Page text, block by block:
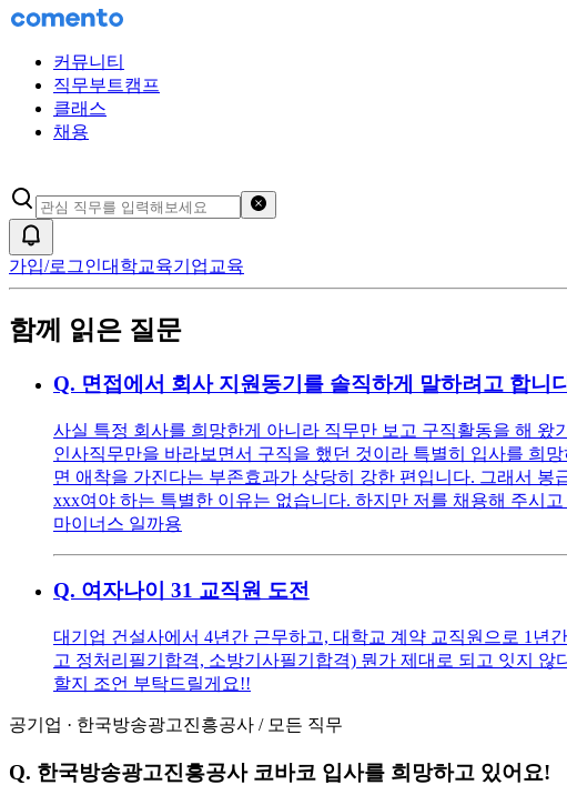
커뮤니티
직무부트캠프
클래스
채용
가입/로그인대학교육기업교육
함께 읽은 질문
Q. 면접에서 회사 지원동기를 솔직하게 말하려고 합니
사실 특정 회사를 희망한게 아니라 직무만 보고 구직활동을 해
인사직무만을 바라보면서 구직을 했던 것이라 특별히 입사를 희
면 애착을 가진다는 부존효과가 상당히 강한 편입니다. 그래서
xxx여야 하는 특별한 이유는 없습니다. 하지만 저를 채용해 주시
마이너스 일까용
Q. 여자나이 31 교직원 도전
대기업 건설사에서 4년간 근무하고, 대학교 계약 교직원으로 1년
고 정처리필기합격, 소방기사필기합격) 뭔가 제대로 되고 잇지
할지 조언 부탁드릴게요!!
공기업 · 한국방송광고진흥공사 / 모든 직무
Q. 한국방송광고진흥공사 코바코 입사를 희망하고 있어요!